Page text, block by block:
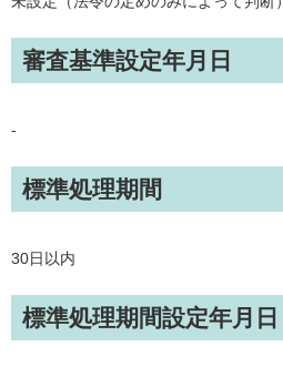
審査基準設定年月日
-
標準処理期間
30日以内
標準処理期間設定年月日